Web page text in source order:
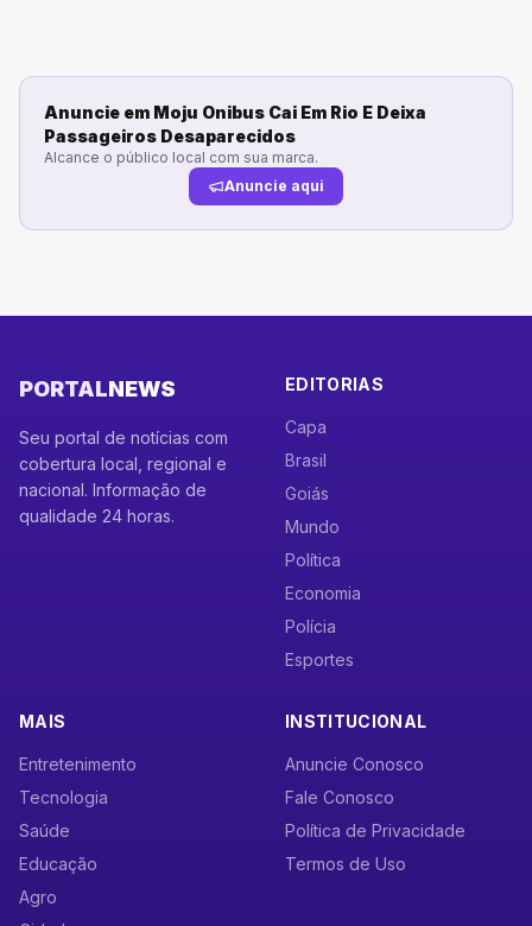
Anuncie em Moju Onibus Cai Em Rio E Deixa
Passageiros Desaparecidos
Alcance o público local com sua marca.
Anuncie aqui
PORTALNEWS
Seu portal de notícias com
cobertura local, regional e
nacional. Informação de
qualidade 24 horas.
EDITORIAS
Capa
Brasil
Goiás
Mundo
Política
Economia
Polícia
Esportes
MAIS
Entretenimento
Tecnologia
Saúde
Educação
Agro
INSTITUCIONAL
Anuncie Conosco
Fale Conosco
Política de Privacidade
Termos de Uso